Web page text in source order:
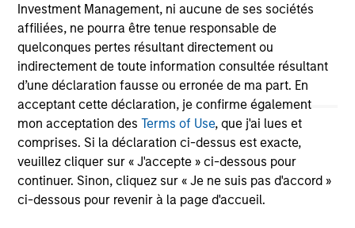
Investment Management, ni aucune de ses sociétés
affiliées, ne pourra être tenue responsable de
quelconques pertes résultant directement ou
indirectement de toute information consultée résultant
d’une déclaration fausse ou erronée de ma part. En
acceptant cette déclaration, je confirme également
mon acceptation desTerms of Use, que j'ai lues et
comprises. Si la déclaration ci-dessus est exacte,
veuillez cliquer sur « J'accepte » ci-dessous pour
continuer. Sinon, cliquez sur « Je ne suis pas d'accord »
ci-dessous pour revenir à la page d'accueil.
The information on this page is for informational
purposes only. The information contained herein does
not constitute and should not be construed as an
offering of advisory services or an offer to sell or a
solicitation of an offer to buy any securities in any
jurisdiction in which such offer or solicitation,
purchase or sale would be unlawful under the
securities, insurance or other laws of such jurisdiction.
All investing involves risks, including a loss of principal.
Please refer to the strategy detail page for important
information on the strategy, including additional risk
considerations.